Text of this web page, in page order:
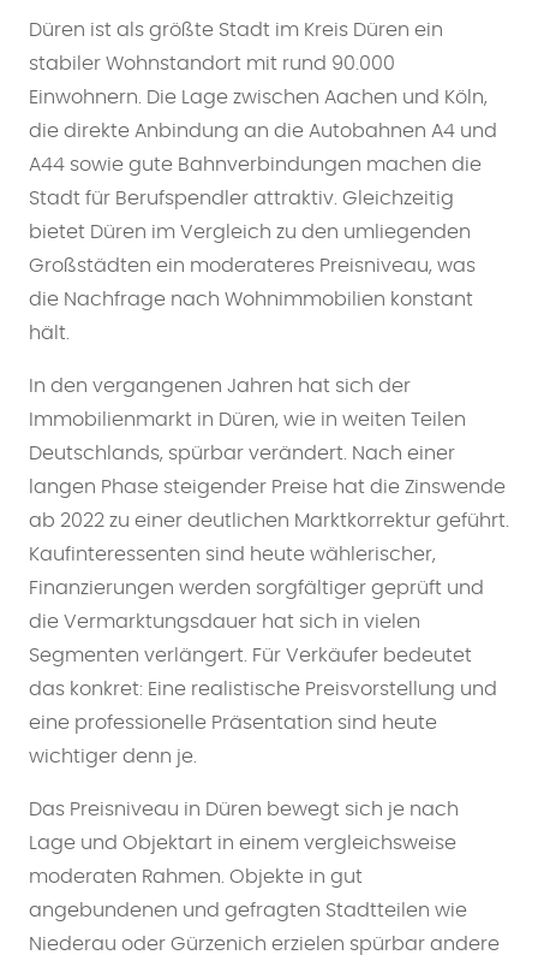
Düren ist als größte Stadt im Kreis Düren ein
stabiler Wohnstandort mit rund 90.000
Einwohnern. Die Lage zwischen Aachen und Köln,
die direkte Anbindung an die Autobahnen A4 und
A44 sowie gute Bahnverbindungen machen die
Stadt für Berufspendler attraktiv. Gleichzeitig
bietet Düren im Vergleich zu den umliegenden
Großstädten ein moderateres Preisniveau, was
die Nachfrage nach Wohnimmobilien konstant
hält.
In den vergangenen Jahren hat sich der
Immobilienmarkt in Düren, wie in weiten Teilen
Deutschlands, spürbar verändert. Nach einer
langen Phase steigender Preise hat die Zinswende
ab 2022 zu einer deutlichen Marktkorrektur geführt.
Kaufinteressenten sind heute wählerischer,
Finanzierungen werden sorgfältiger geprüft und
die Vermarktungsdauer hat sich in vielen
Segmenten verlängert. Für Verkäufer bedeutet
das konkret: Eine realistische Preisvorstellung und
eine professionelle Präsentation sind heute
wichtiger denn je.
Das Preisniveau in Düren bewegt sich je nach
Lage und Objektart in einem vergleichsweise
moderaten Rahmen. Objekte in gut
angebundenen und gefragten Stadtteilen wie
Niederau oder Gürzenich erzielen spürbar andere